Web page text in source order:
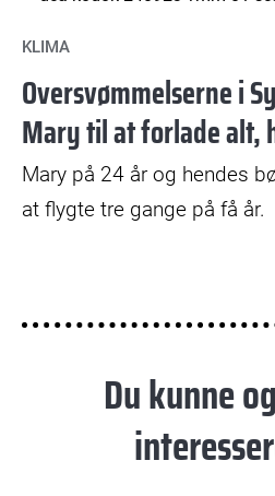
KLIMA
Oversvømmelserne i
Mary til at forlade alt,
Mary på 24 år og hendes
at flygte tre gange på få år.
Du kunne